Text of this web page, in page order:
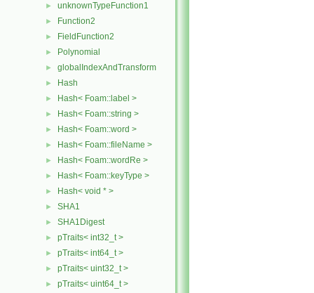
► unknownTypeFunction1
► Function2
► FieldFunction2
► Polynomial
► globalIndexAndTransform
► Hash
► Hash< Foam::label >
► Hash< Foam::string >
► Hash< Foam::word >
► Hash< Foam::fileName >
► Hash< Foam::wordRe >
► Hash< Foam::keyType >
► Hash< void * >
► SHA1
► SHA1Digest
► pTraits< int32_t >
► pTraits< int64_t >
► pTraits< uint32_t >
► pTraits< uint64_t >